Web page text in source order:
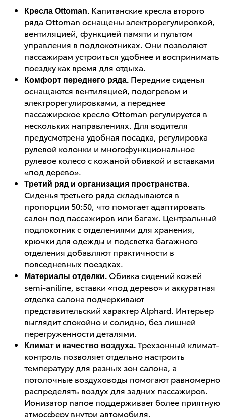
Кресла Ottoman. Капитанские кресла второго
ряда Ottoman оснащены электрорегулировкой,
вентиляцией, функцией памяти и пультом
управления в подлокотниках. Они позволяют
пассажирам устроиться удобнее и воспринимать
поездку как время для отдыха.
Комфорт переднего ряда. Передние сиденья
оснащаются вентиляцией, подогревом и
электрорегулировками, а переднее
пассажирское кресло Ottoman регулируется в
нескольких направлениях. Для водителя
предусмотрена удобная посадка, регулировка
рулевой колонки и многофункциональное
рулевое колесо с кожаной обивкой и вставками
«под дерево».
Третий ряд и организация пространства.
Сиденья третьего ряда складываются в
пропорции 50:50, что помогает адаптировать
салон под пассажиров или багаж. Центральный
подлокотник с отделениями для хранения,
крючки для одежды и подсветка багажного
отделения добавляют практичности в
повседневных поездках.
Материалы отделки. Обивка сидений кожей
semi-aniline, вставки «под дерево» и аккуратная
отделка салона подчеркивают
представительский характер Alphard. Интерьер
выглядит спокойно и солидно, без лишней
перегруженности деталями.
Климат и качество воздуха. Трехзонный климат-
контроль позволяет отдельно настроить
температуру для разных зон салона, а
потолочные воздуховоды помогают равномерно
распределять воздух для задних пассажиров.
Ионизатор nanoe поддерживает более приятную
атмосферу внутри автомобиля.